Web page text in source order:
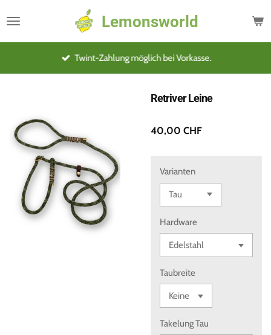
Hauptinhalt
Lemonsworld
Twint-Zahlung möglich bei Vorkasse.
Retriver Leine
40,00 CHF
Varianten
Hardware
Taubreite
Takelung Tau